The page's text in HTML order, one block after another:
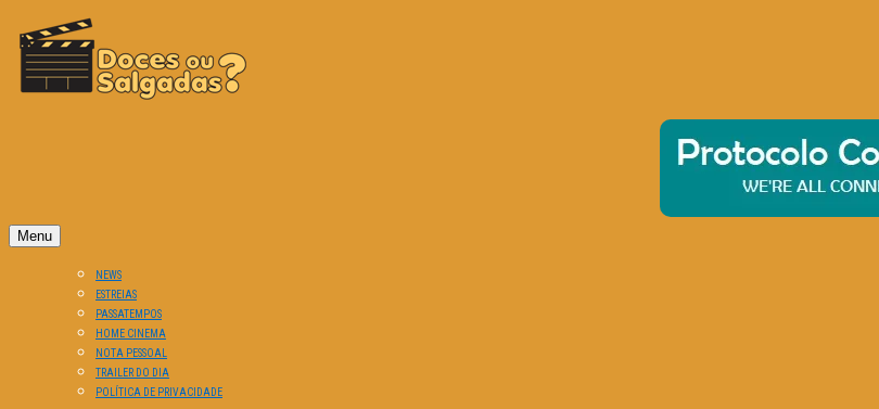
Menu
NEWS
ESTREIAS
PASSATEMPOS
HOME CINEMA
NOTA PESSOAL
TRAILER DO DIA
POLÍTICA DE PRIVACIDADE